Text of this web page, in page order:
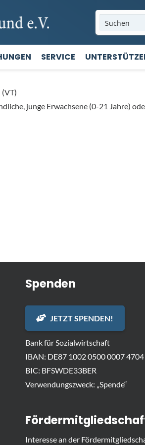
SERVICE
junge Erwachsene (0-21 Jahre)
Spenden
JETZT SPENDEN!
Bank für Sozialwirtschaft
IBAN: DE87 1002 0500 0007
BIC: BFSWDE33BER
Verwendungszweck: „Spende“
Interesse an der